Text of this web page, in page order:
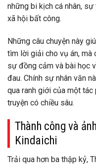
những bi kịch cá nhân,
xã hội bất công.
Những câu chuyện này
tìm lời giải cho vụ án, mà
sự đồng cảm và bài học
đau. Chính sự nhân văn
qua ranh giới của một
truyện có chiều sâu.
Thành công và
Kindaichi
Trải qua hơn ba thập kỷ,